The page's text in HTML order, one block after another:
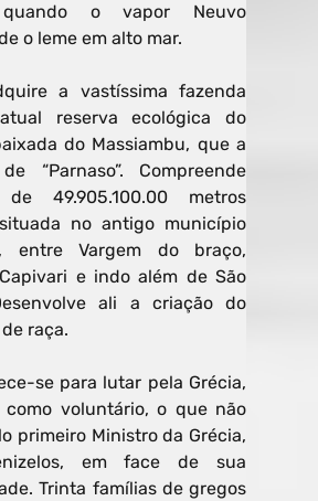
quando o vapor Neuvo
o leme em alto mar.
a vastíssima fazenda
atual reserva ecológica do
do Massiambu, que a
“Parnaso”. Compreende
49.905.100.00 metros
no antigo município
entre Vargem do braço,
e indo além de São
ali a criação do
raça.
se para lutar pela Grécia,
como voluntário, o que não
primeiro Ministro da Grécia,
em face de sua
Trinta famílias de gregos